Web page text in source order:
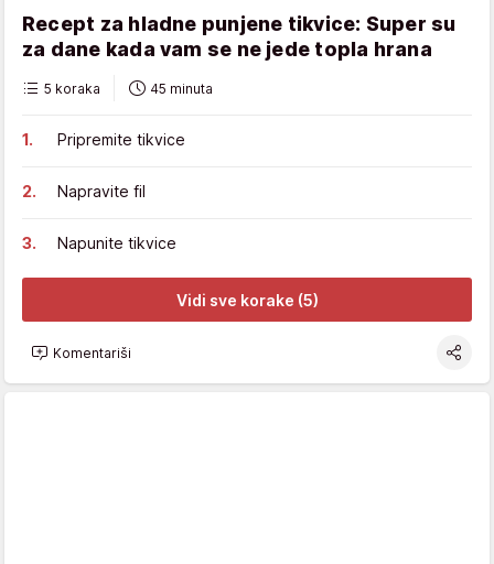
Recept za hladne punjene tikvice: Super su
za dane kada vam se ne jede topla hrana
5 koraka 45 minuta
Pripremite tikvice
Napravite fil
Napunite tikvice
Vidi sve korake (5)
Komentariši